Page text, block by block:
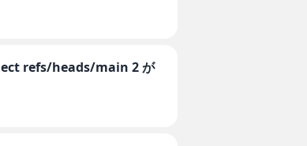
refs/heads/main 2 が